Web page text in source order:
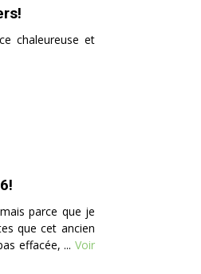
chaleureuse et
parce que je
que cet ancien
effacée, ... Voir